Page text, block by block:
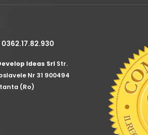
Ideas Srl Str.
Nr 31 900494
(Ro)